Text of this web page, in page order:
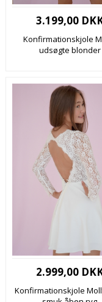
3.199,00
Konfirmationskjole
udsøgte blonder
2.999,00
Konfirmationskjole